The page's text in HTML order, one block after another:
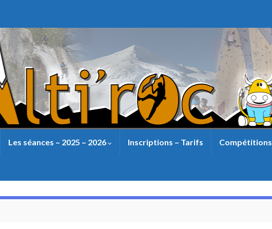
Les séances – 2025 – 2026 Inscriptions – Tarifs Compétitions